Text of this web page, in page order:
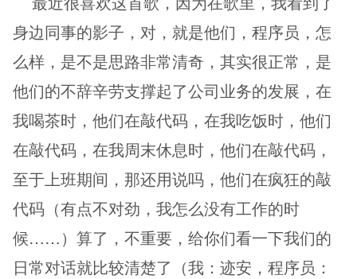
身边同事的影子，对，就是他们，程序员，怎
么样，是不是思路非常清奇，其实很正常，是
他们的不辞辛劳支撑起了公司业务的发展，在
我喝茶时，他们在敲代码，在我吃饭时，他们
在敲代码，在我周末休息时，他们在敲代码，
至于上班期间，那还用说吗，他们在疯狂的敲
代码（有点不对劲，我怎么没有工作的时
候……）算了，不重要，给你们看一下我们的
日常对话就比较清楚了（我：迹安，程序员：